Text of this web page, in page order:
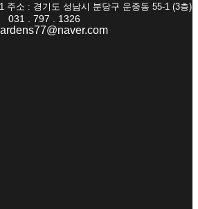
주소 : 경기도 성남시 분당구 운중동 55-1 (3층)
031 . 797 . 1326